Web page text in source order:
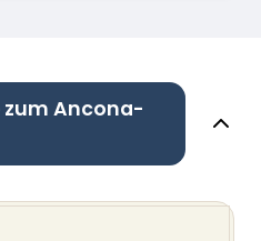
Ancona-